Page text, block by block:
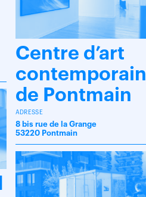
Centre d’art
contemporain
de Pontmain
ADRESSE
8 bis rue de la Grange
53220 Pontmain